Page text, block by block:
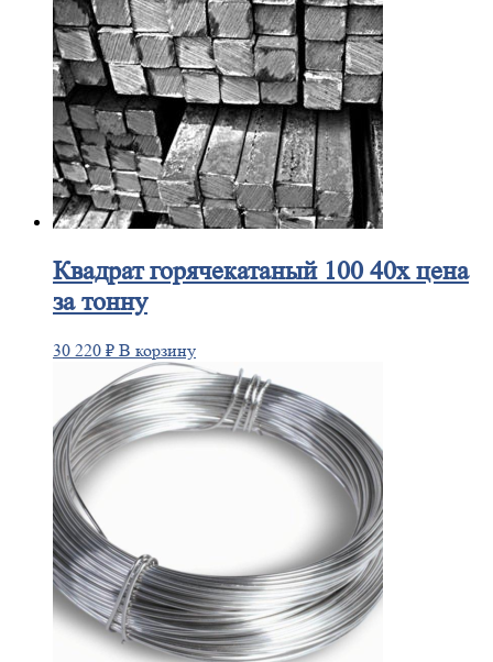
Квадратгорячекатаный 100 40х цена
за тонну
30 220 ₽ В корзину